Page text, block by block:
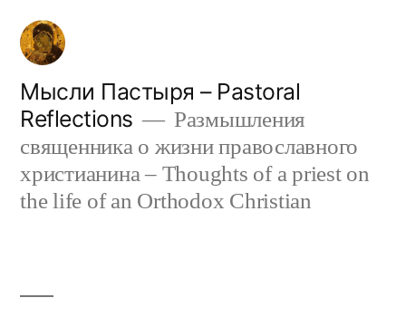
Skip
content
Мысли Пастыря – Pastoral
Reflections
Размышления
священника о жизни православного
христианина – Thoughts of a priest on
the life of an Orthodox Christian